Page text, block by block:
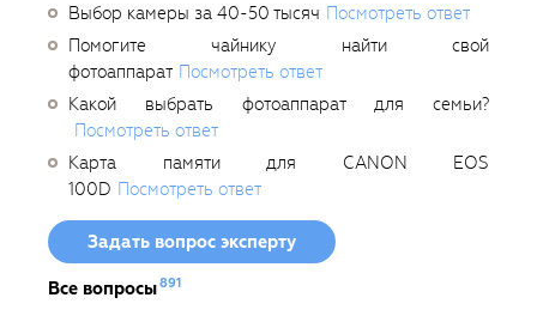
Выбор камеры за 40-50 тысяч Посмотреть ответ
Помогите чайнику найти свой
фотоаппарат Посмотреть ответ
Какой выбрать фотоаппарат для семьи?
Посмотреть ответ
Карта памяти для CANON EOS
100D Посмотреть ответ
Задать вопрос эксперту
Все вопросы891